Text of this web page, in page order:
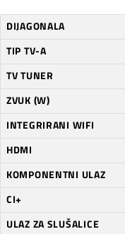
DIJAGONALA
TIP TV-A
TV TUNER
ZVUK (W)
INTEGRIRANI WIFI
HDMI
KOMPONENTNI ULAZ
CI+
ULAZ ZA SLUŠALICE